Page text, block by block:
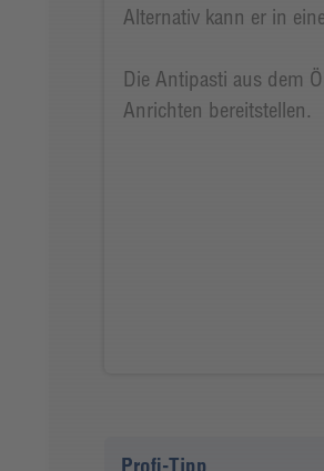
Alternativ kann er in
Die Antipasti aus dem
Anrichten bereitstellen.
Profi-Tipp